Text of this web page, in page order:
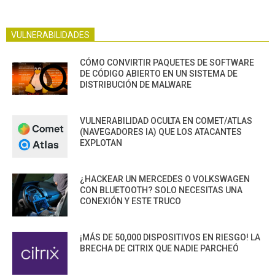
VULNERABILIDADES
CÓMO CONVIRTIR PAQUETES DE SOFTWARE
DE CÓDIGO ABIERTO EN UN SISTEMA DE
DISTRIBUCIÓN DE MALWARE
VULNERABILIDAD OCULTA EN COMET/ATLAS
(NAVEGADORES IA) QUE LOS ATACANTES
EXPLOTAN
¿HACKEAR UN MERCEDES O VOLKSWAGEN
CON BLUETOOTH? SOLO NECESITAS UNA
CONEXIÓN Y ESTE TRUCO
¡MÁS DE 50,000 DISPOSITIVOS EN RIESGO! LA
BRECHA DE CITRIX QUE NADIE PARCHEÓ